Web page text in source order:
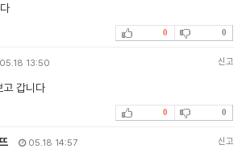
0 0
13:50 신고
고 갑니다
0 0
05.18 14:57 신고